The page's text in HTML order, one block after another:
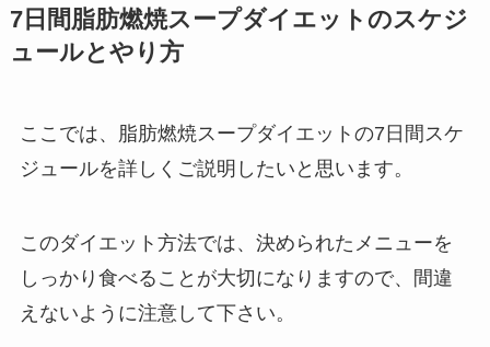
7日間脂肪燃焼スープダイエットのスケジ
ュールとやり方
ここでは、脂肪燃焼スープダイエットの7日間スケ
ジュールを詳しくご説明したいと思います。
このダイエット方法では、決められたメニューを
しっかり食べることが大切になりますので、間違
えないように注意して下さい。